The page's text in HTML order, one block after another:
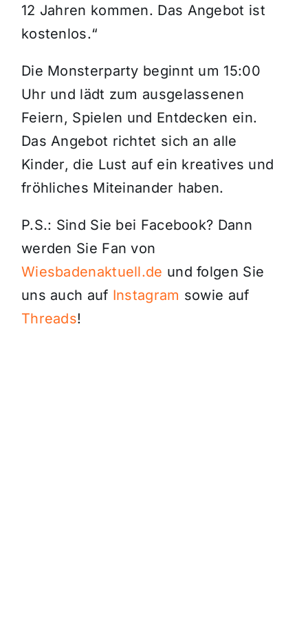
12 Jahren kommen. Das Angebot ist
kostenlos.“
Die Monsterparty beginnt um 15:00
Uhr und lädt zum ausgelassenen
Feiern, Spielen und Entdecken ein.
Das Angebot richtet sich an alle
Kinder, die Lust auf ein kreatives und
fröhliches Miteinander haben.
P.S.: Sind Sie bei Facebook? Dann
werden Sie Fan von
Wiesbadenaktuell.de und folgen Sie
uns auch auf Instagram sowie auf
Threads!